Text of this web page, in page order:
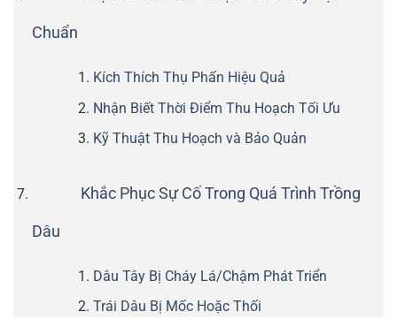
Chuẩn
Kích Thích Thụ Phấn Hiệu Quả
Nhận Biết Thời Điểm Thu Hoạch Tối Ưu
Kỹ Thuật Thu Hoạch và Bảo Quản
Khắc Phục Sự Cố Trong Quá Trình Trồng
Dâu
Dâu Tây Bị Cháy Lá/Chậm Phát Triển
Trái Dâu Bị Mốc Hoặc Thối